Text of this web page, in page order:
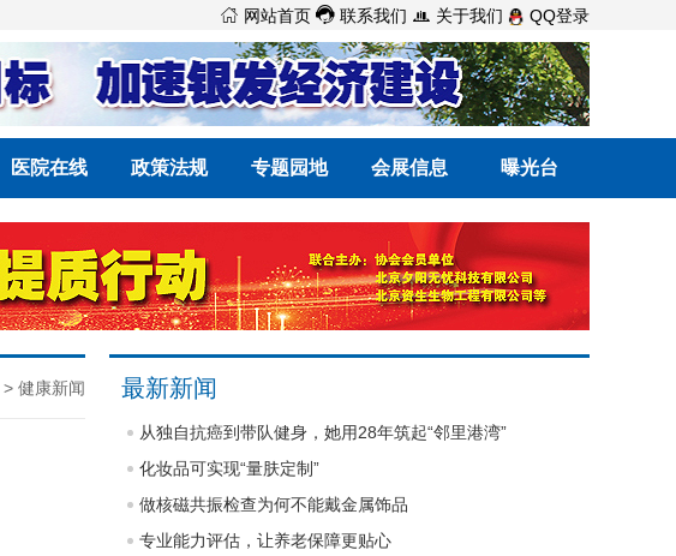
 网站首页  联系我们  关于我们 QQ登录
医院在线 政策法规 专题园地 会展信息 曝光台
> 健康新闻 最新新闻
从独自抗癌到带队健身，她用28年筑起“邻里港湾”
化妆品可实现“量肤定制”
做核磁共振检查为何不能戴金属饰品
专业能力评估，让养老保障更贴心